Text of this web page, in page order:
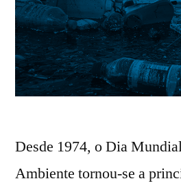
Desde 1974, o Dia
Ambiente tornou-se a